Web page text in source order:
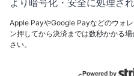
Apple PayやGoogle Payなどのウォ
ン押してから決済までは数秒かかる
さい。